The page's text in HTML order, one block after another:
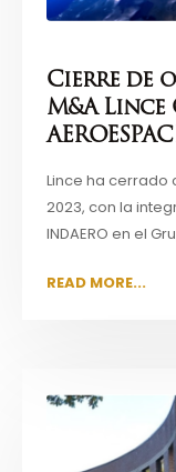
Cierre de
M&A
Lince ha cerrado
2023, con la
INDAERO en el
READ MORE...